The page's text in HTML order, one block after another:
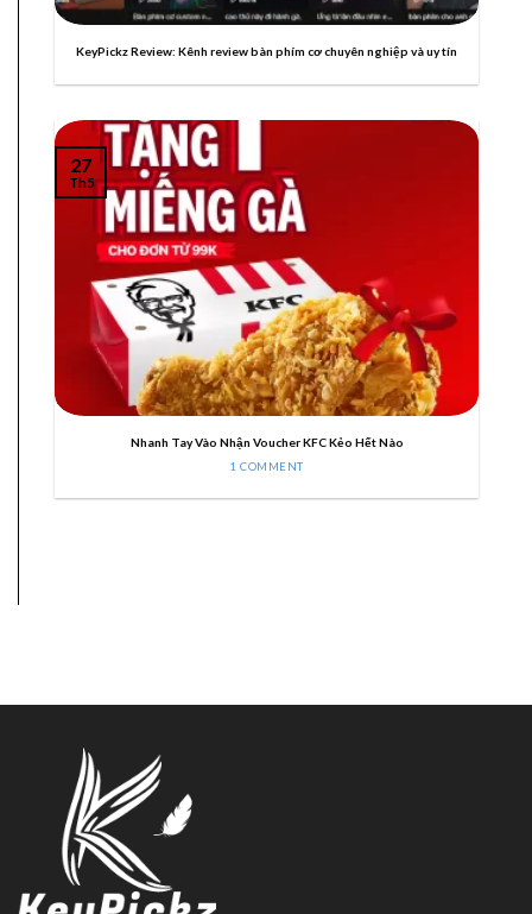
KeyPickz Review: Kênh review bàn phím cơ chuyên nghiệp và uy tín
Nhanh Tay Vào Nhận Voucher KFC Kẻo Hết Nào
1 COMMENT
27
Th5